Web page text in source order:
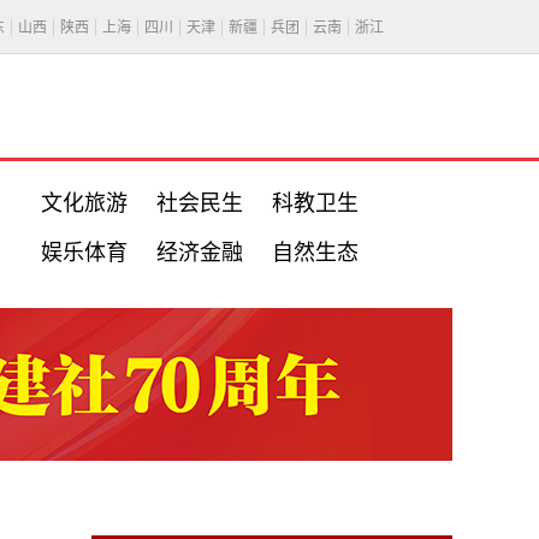
山西 陕西 上海 四川 天津 新疆 兵团 云南 浙江
文化旅游 社会民生 科教卫生
娱乐体育 经济金融 自然生态